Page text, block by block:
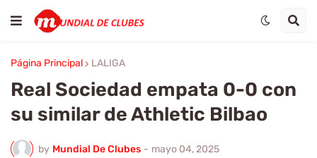
Página Principal LALIGA
Real Sociedad empata 0-0 con
su similar de Athletic Bilbao
by Mundial De Clubes - mayo 04, 2025